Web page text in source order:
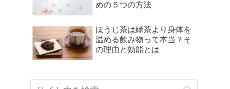
めの５つの方法
ほうじ茶は緑茶より身体を
温める飲み物って本当？そ
の理由と効能とは